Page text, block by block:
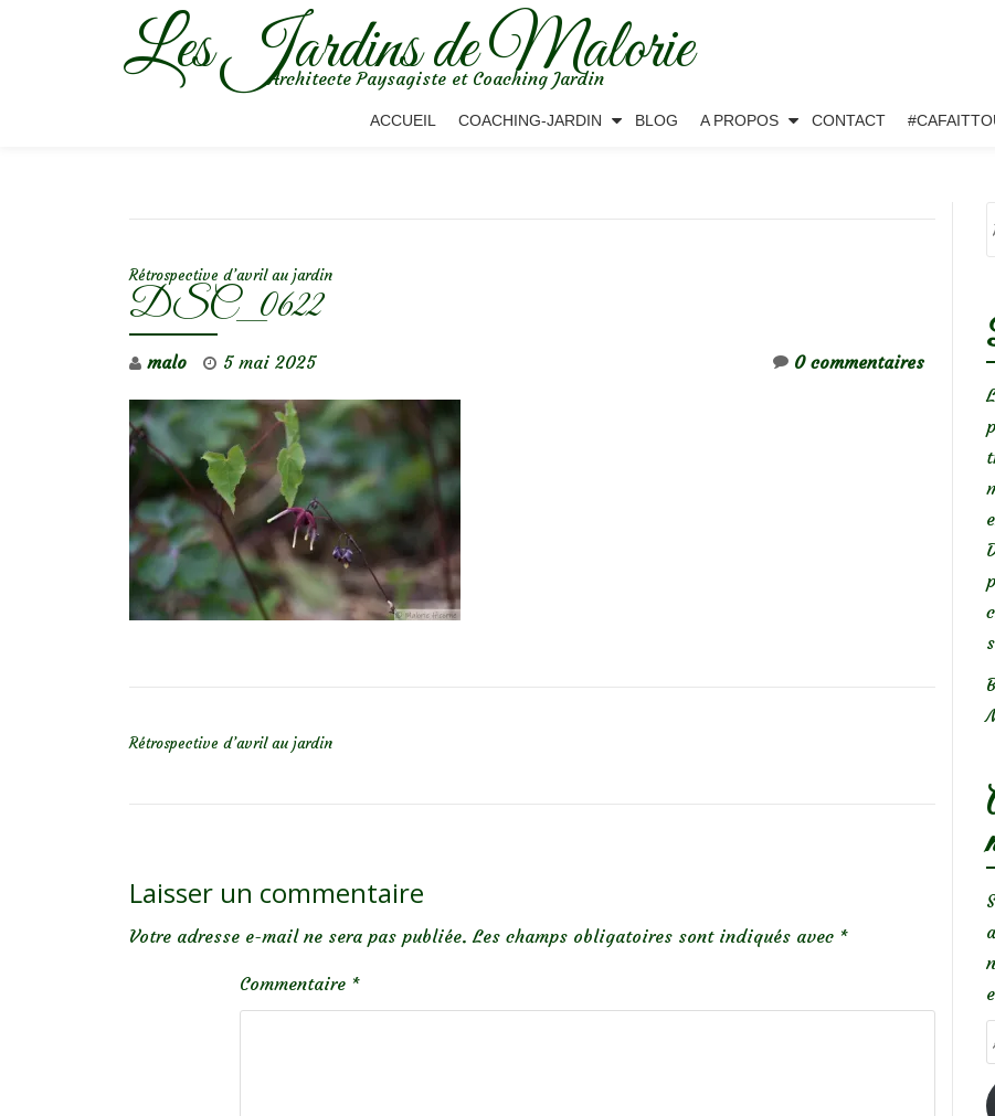
Les Jardins de Malorie
Architecte Paysagiste et Coaching Jardin
ACCUEIL COACHING-JARDIN BLOG A PROPOS CONTACT
Rétrospective d’avril au jardin
DSC_0622
malo 5 mai 2025 0 commentaires
Rétrospective d’avril au jardin
Laisser un commentaire
Votre adresse e-mail ne sera pas publiée. Les champs obligatoires sont indiqués avec *
Commentaire *